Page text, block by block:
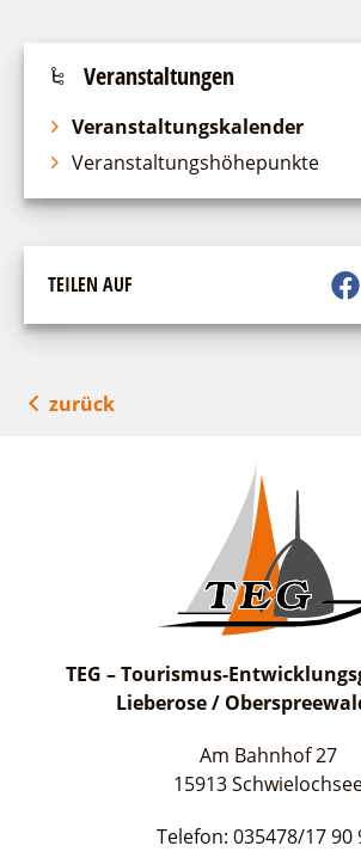
Veranstaltungen
Veranstaltungskalender
Veranstaltungshöhepunkte
TEILEN AUF
zurück
TEG – Tourismus-
Lieberose /
Am Bahnhof 27
15913
Telefon: 035478/17 90